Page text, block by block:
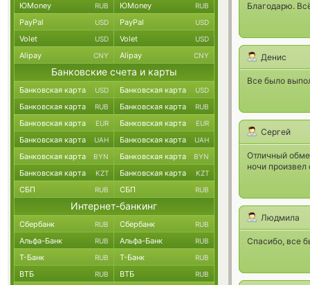
Благодарю.
Денис
Все было
Сергей
Отличный
ночи
Людмила
Спасибо, все
ЮMoney RUB ЮMoney RUB
PayPal USD PayPal USD
Volet USD Volet USD
Alipay CNY Alipay CNY
Банковские счета и карты
Банковская карта USD Банковская карта USD
Банковская карта RUB Банковская карта RUB
Банковская карта EUR Банковская карта EUR
Банковская карта UAH Банковская карта UAH
Банковская карта BYN Банковская карта BYN
Банковская карта KZT Банковская карта KZT
СБП RUB СБП RUB
Интернет-банкинг
Сбербанк RUB Сбербанк RUB
Альфа-Банк RUB Альфа-Банк RUB
Т-Банк RUB Т-Банк RUB
ВТБ RUB ВТБ RUB